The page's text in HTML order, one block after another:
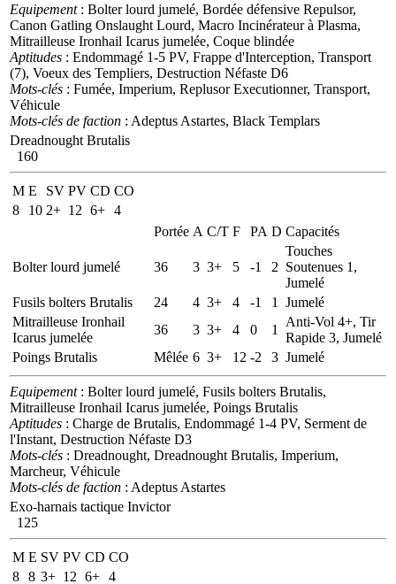
Equipement: Bolter lourd jumelé, Bordée défensive Repulsor,
Canon Gatling Onslaught Lourd, Macro Incinérateur à Plasma,
Mitrailleuse Ironhail Icarus jumelée, Coque blindée
Aptitudes : Endommagé 1-5 PV, Frappe d'Interception, Transport
(7), Voeux des Templiers, Destruction Néfaste D6
Mots-clés : Fumée, Imperium, Replusor Executionner, Transport,
Véhicule
Mots-clés de faction : Adeptus Astartes, Black Templars
Dreadnought Brutalis
160
M E SV PV CD CO
8
10 2+ 12 6+ 4
Portée A C/T F PA D Capacités
Bolter lourd jumelé 36 3 3+ 5 -1 2
Touches
Soutenues 1,
Jumelé
Fusils bolters Brutalis
24 4 3+ 4 -1 1
Jumelé
Mitrailleuse Ironhail
Icarus jumelée
36 3 3+ 4 0 1
Anti-Vol 4+, Tir
Rapide 3, Jumelé
Poings Brutalis
Mêlée 6 3+ 12 -2 3 Jumelé
Equipement: Bolter lourd jumelé, Fusils bolters Brutalis,
Mitrailleuse Ironhail Icarus jumelée, Poings Brutalis
Aptitudes : Charge de Brutalis, Endommagé 1-4 PV, Serment de
l'Instant, Destruction Néfaste D3
Mots-clés : Dreadnought, Dreadnought Brutalis, Imperium,
Marcheur, Véhicule
Mots-clés de faction : Adeptus Astartes
Exo-harnais tactique Invictor
125
M E SV PV CD CO
8 8 3+ 12 6+ 4